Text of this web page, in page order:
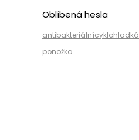
Oblíbená hesla
antibakteriálnícyklohladká
ponožka